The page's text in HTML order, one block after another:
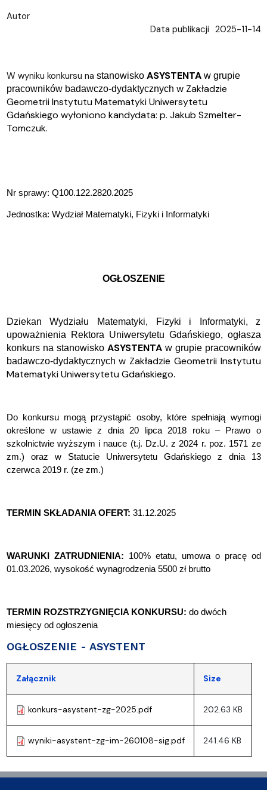
Autor
Data publikacji 2025-11-14
W wyniku konkursu na stanowisko ASYSTENTA w grupie
pracowników badawczo-dydaktycznych w Zakładzie
Geometrii Instytutu Matematyki Uniwersytetu
Gdańskiego wyłoniono kandydata: p. Jakub Szmelter-
Tomczuk.
Nr sprawy: Q100.122.2820.2025
Jednostka: Wydział Matematyki, Fizyki i Informatyki
OGŁOSZENIE
Dziekan Wydziału Matematyki, Fizyki i Informatyki, z
upoważnienia Rektora Uniwersytetu Gdańskiego, ogłasza
konkurs na stanowisko ASYSTENTA w grupie pracowników
badawczo-dydaktycznych w Zakładzie Geometrii Instytutu
Matematyki Uniwersytetu Gdańskiego.
Do konkursu mogą przystąpić osoby, które spełniają wymogi
określone w ustawie z dnia 20 lipca 2018 roku – Prawo o
szkolnictwie wyższym i nauce (t.j. Dz.U. z 2024 r. poz. 1571 ze
zm.) oraz w Statucie Uniwersytetu Gdańskiego z dnia 13
czerwca 2019 r. (ze zm.)
TERMIN SKŁADANIA OFERT: 31.12.2025
WARUNKI ZATRUDNIENIA: 100% etatu, umowa o pracę od
01.03.2026, wysokość wynagrodzenia 5500 zł brutto
TERMIN ROZSTRZYGNIĘCIA KONKURSU: do dwóch
miesięcy od ogłoszenia
OGŁOSZENIE - ASYSTENT
Załącznik Size
konkurs-asystent-zg-2025.pdf 202.63 KB
wyniki-asystent-zg-im-260108-sig.pdf 241.46 KB